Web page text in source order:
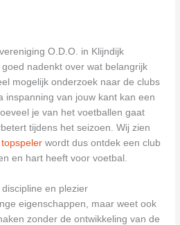
O.D.O. in Klijndijk
nadenkt over wat belangrijk
mogelijk onderzoek naar de clubs
inspanning van jouw kant kan een
je van het voetballen gaat
tijdens het seizoen. Wij zien
topspeler wordt dus ontdek een club
en hart heeft voor voetbal.
en plezier
eigenschappen, maar weet ook
zonder de ontwikkeling van de